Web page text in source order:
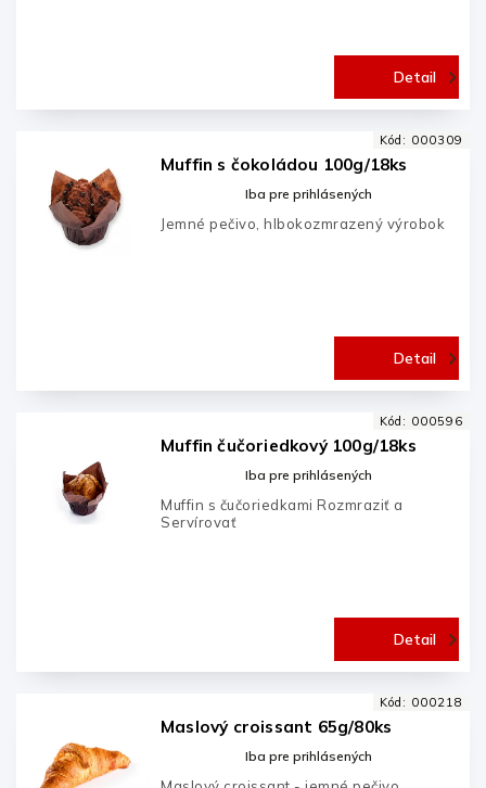
Detail
Muffin s čokoládou 100g/18ks
Iba pre prihlásených
Detail
Jemné pečivo, hlbokozmrazený výrobok
Kód: 000309
Muffin čučoriedkový 100g/18ks
Iba pre prihlásených
Detail
Muffin s čučoriedkami Rozmraziť a
Servírovať
Kód: 000596
Maslový croissant 65g/80ks
Iba pre prihlásených
Kód: 000218